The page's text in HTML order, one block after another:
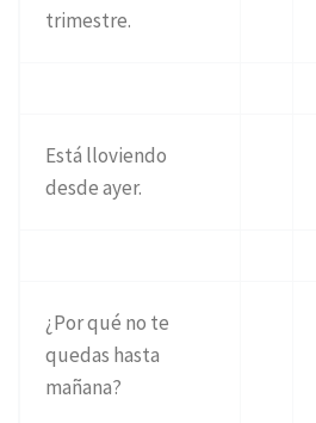
trimestre.
Está lloviendo
desde ayer.
¿Por qué no te
quedas hasta
mañana?